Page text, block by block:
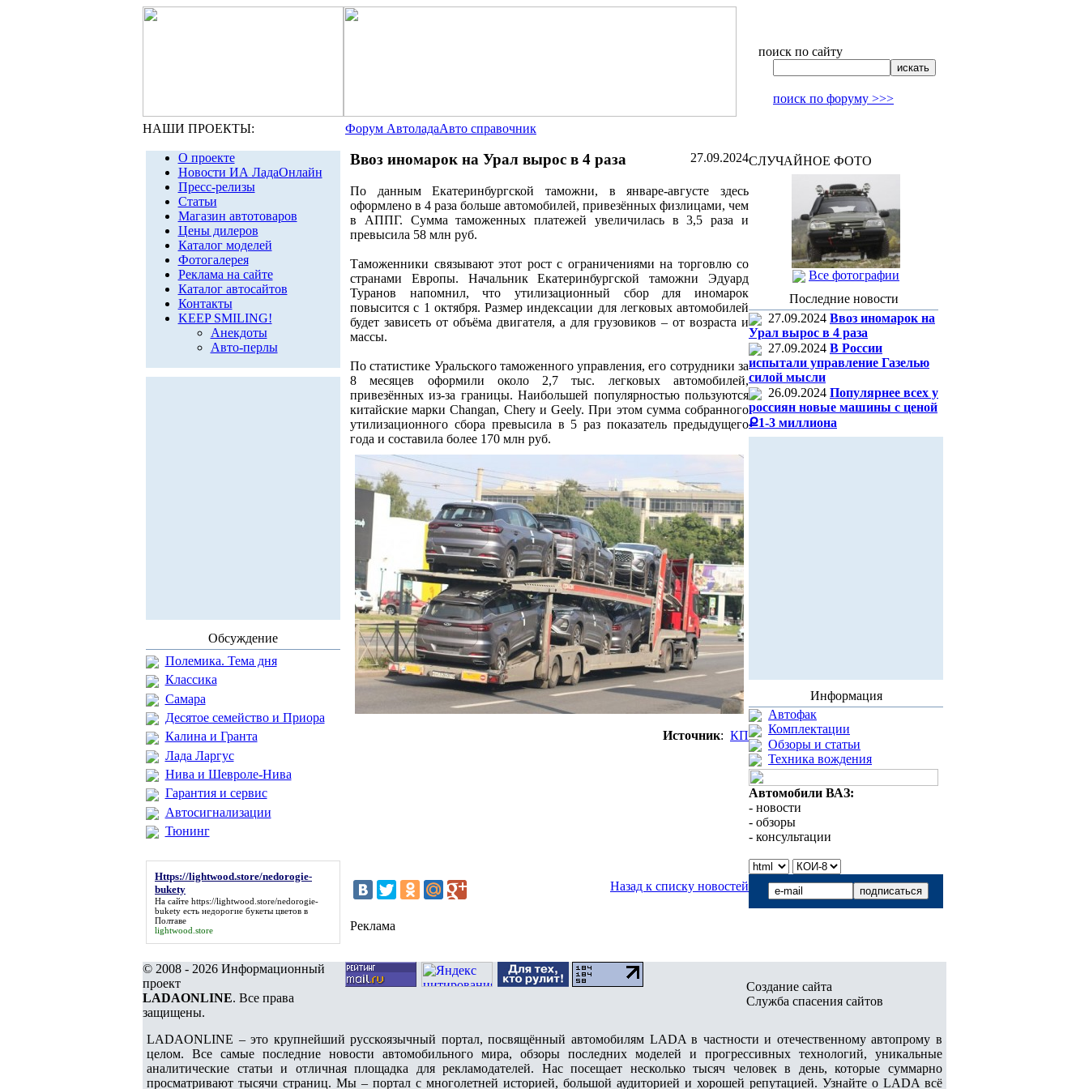
поиск по сайту
поиск по форуму >>>
НАШИ ПРОЕКТЫ: Форум АвтоладаАвто справочник
О проекте
Новости ИА ЛадаОнлайн
Пресс-релизы
Статьи
Магазин автотоваров
Цены дилеров
Каталог моделей
Фотогалерея
Реклама на сайте
Каталог автосайтов
Контакты
KEEP SMILING!
Анекдоты
Авто-перлы
Обсуждение
Полемика. Тема дня
Классика
Самара
Десятое семейство и Приора
Калина и Гранта
Лада Ларгус
Нива и Шевроле-Нива
Гарантия и сервис
Автосигнализации
Тюнинг
Https://lightwood.store/nedorogie-
bukety
На сайте https://lightwood.store/nedorogie-
bukety есть недорогие букеты цветов в
Полтаве
lightwood.store
27.09.2024
Ввоз иномарок на Урал вырос в 4 раза
По данным Екатеринбургской таможни, в январе-августе здесь
оформлено в 4 раза больше автомобилей, привезённых физлицами, чем
в АППГ. Сумма таможенных платежей увеличилась в 3,5 раза и
превысила 58 млн руб.
Таможенники связывают этот рост с ограничениями на торговлю со
странами Европы. Начальник Екатеринбургской таможни Эдуард
Туранов напомнил, что утилизационный сбор для иномарок
повысится с 1 октября. Размер индексации для легковых автомобилей
будет зависеть от объёма двигателя, а для грузовиков – от возраста и
массы.
По статистике Уральского таможенного управления, его сотрудники за
8 месяцев оформили около 2,7 тыс. легковых автомобилей,
привезённых из-за границы. Наибольшей популярностью пользуются
китайские марки Changan, Chery и Geely. При этом сумма собранного
утилизационного сбора превысила в 5 раз показатель предыдущего
года и составила более 170 млн руб.
Источник: КП
Назад к списку новостей
Реклама
СЛУЧАЙНОЕ ФОТО
Все фотографии
Последние новости
27.09.2024 Ввоз иномарок на
Урал вырос в 4 раза
27.09.2024 В России
испытали управление Газелью
силой мысли
26.09.2024 Популярнее всех у
россиян новые машины с ценой
Ք1-3 миллиона
Информация
Автофак
Комплектации
Обзоры и статьи
Техника вождения
Автомобили ВАЗ:
- новости
- обзоры
- консультации
© 2008 - 2026 Информационный
проект
LADAONLINE. Все права
защищены.
Создание сайта
Служба спасения сайтов
LADAONLINE – это крупнейший русскоязычный портал, посвящённый автомобилям LADA в частности и отечественному автопрому в
целом. Все самые последние новости автомобильного мира, обзоры последних моделей и прогрессивных технологий, уникальные
аналитические статьи и отличная площадка для рекламодателей. Нас посещает несколько тысяч человек в день, которые суммарно
просматривают тысячи страниц. Мы – портал с многолетней историей, большой аудиторией и хорошей репутацией. Узнайте о LADA всё